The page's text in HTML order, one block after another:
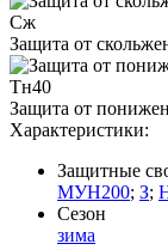
Сж
Защита от
Тн40
Защита от
Характеристики:
Защитные
МУН200; З;
Сезон
зима